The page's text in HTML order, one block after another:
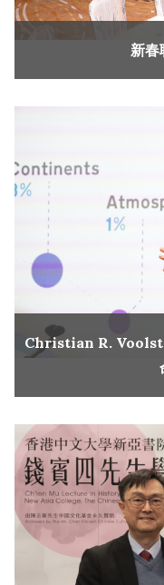
新春
Christian R.